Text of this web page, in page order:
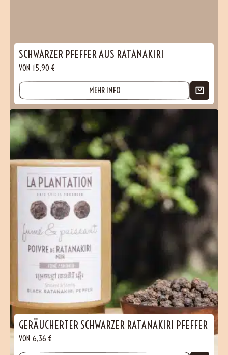
(16 Bewertungen)
SCHWARZER PFEFFER AUS RATANAKIRI
VON 15,90 €
MEHR INFO
GERÄUCHERTER SCHWARZER RATANAKIRI PFEFFER
VON 6,36 €